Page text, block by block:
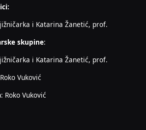
i Katarina Žanetić, prof.
skupine:
i Katarina Žanetić, prof.
Roko Vuković
: Roko Vuković